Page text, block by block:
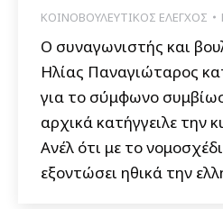
ΚΟΙΝΟΒΟΥΛΕΥΤΙΚΟΣ ΕΛΕΓΧΟΣ
Ο συναγωνιστής και
Ηλίας Παναγιώταρος
για το σύμφωνο
αρχικά κατήγγειλε την
Ανέλ ότι με το
εξοντώσει ηθικά την